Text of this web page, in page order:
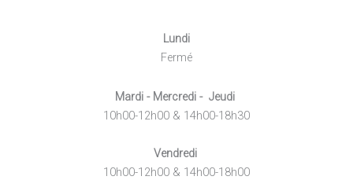
Lundi
Fermé
Mardi - Mercredi - Jeudi
10h00-12h00 & 14h00-18h30
Vendredi
10h00-12h00 & 14h00-18h00